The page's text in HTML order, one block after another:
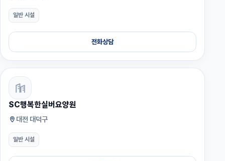
일반 시설
전화상담
SC행복한실버요양원
대전 대덕구
일반 시설